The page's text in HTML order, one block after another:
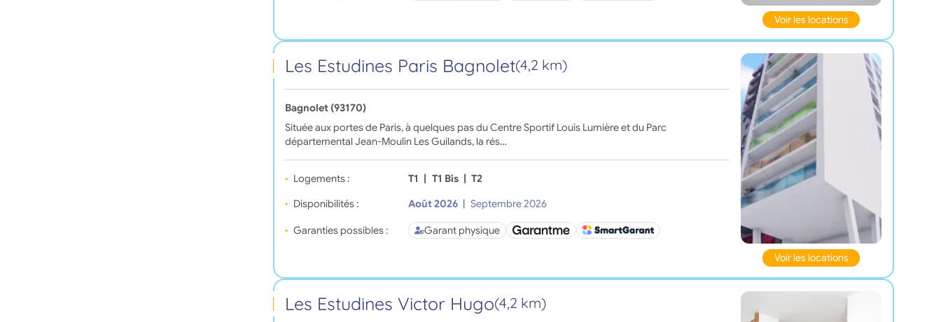
Voir les locations
Les Estudines Paris Bagnolet(4,2 km)
Bagnolet (93170)
Située aux portes de Paris, à quelques pas du Centre Sportif Louis Lumière et du Parc
départemental Jean-Moulin Les Guilands, la rés…
Logements : T1 | T1 Bis | T2
Disponibilités :
Août 2026 | Septembre 2026
Garanties possibles : Garant physique
Voir les locations
Les Estudines Victor Hugo(4,2 km)